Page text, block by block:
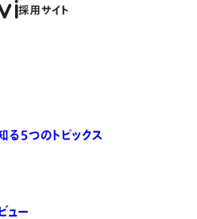
る5つのトピックス
ュー